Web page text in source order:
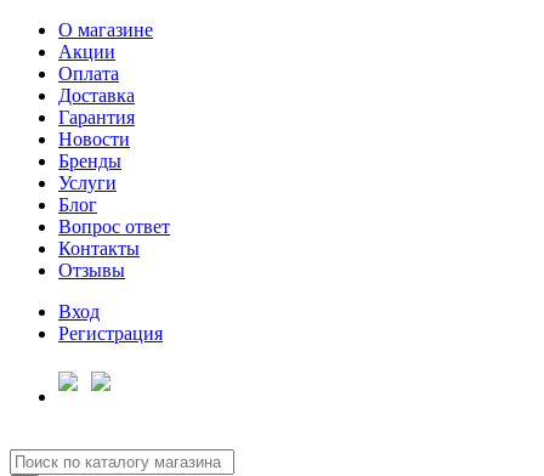
О магазине
Акции
Оплата
Доставка
Гарантия
Новости
Бренды
Услуги
Блог
Вопрос ответ
Контакты
Отзывы
Вход
Регистрация